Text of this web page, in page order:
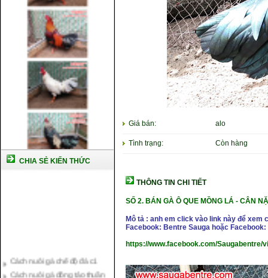
CHIA SẺ KIẾN THỨC
Cách nuôi gà đông tảo thuần
chủng
Giá bán: alo
Tình trạng: Còn hàng
THÔNG TIN CHI TIẾT
SỐ 2. BÁN GÀ Ô QUE MỒNG LÁ - CÂN
Mô tả : anh em click vào link này để
Facebook: Bentre Sauga hoặc Facebook:
https://www.facebook.com/Saugabentre/